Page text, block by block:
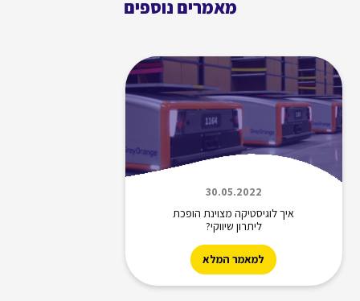
מאמרים נוספים
30.05.2022
איך לוגיסטיקה מצוינת הופכת
ליתרון שיווקי?
למאמר המלא